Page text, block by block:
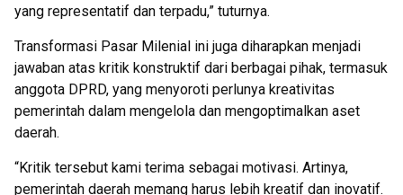
yang representatif dan terpadu,” tuturnya.
Transformasi Pasar Milenial ini juga diharapkan menjadi
jawaban atas kritik konstruktif dari berbagai pihak, termasuk
anggota DPRD, yang menyoroti perlunya kreativitas
pemerintah dalam mengelola dan mengoptimalkan aset
daerah.
“Kritik tersebut kami terima sebagai motivasi. Artinya,
pemerintah daerah memang harus lebih kreatif dan inovatif.